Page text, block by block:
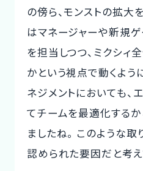
の傍ら、モンストの拡大
はマネージャーや新規
を担当しつつ、ミクシィ
かという視点で動くよう
ネジメントにおいても、
てチームを最適化する
ましたね。 このような取
認められた要因だと考え